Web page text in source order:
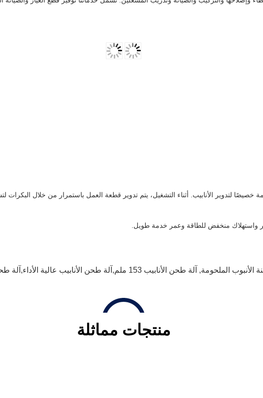
لتدوير الأنابيب. أثناء التشغيل، يتم تدوير قطعة العمل باستمرار من خلال البكرات
واستهلاك منخفض للطاقة وعمر خدمة طويل.
الأنبوب الملحومة, آلة طحن الأنابيب 153 ملم,آلة طحن الأنابيب عالية الأداء,آلة طحن الأنابيب 153 ملم
منتجات مماثلة